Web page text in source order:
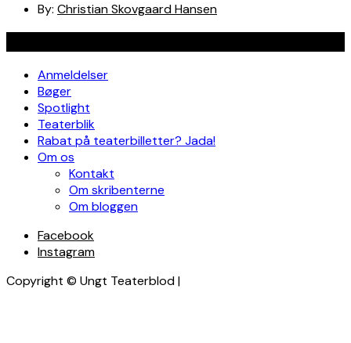
By: Christian Skovgaard Hansen
Anmeldelser
Bøger
Spotlight
Teaterblik
Rabat på teaterbilletter? Jada!
Om os
Kontakt
Om skribenterne
Om bloggen
Facebook
Instagram
Copyright © Ungt Teaterblod |